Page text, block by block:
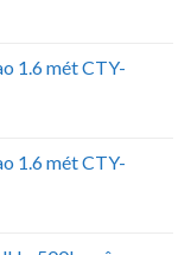
1.6 mét CTY-
1.6 mét CTY-